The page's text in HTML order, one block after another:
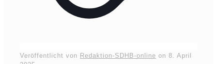
Veröffentlicht von Redaktion-SDHB-online on 8. April